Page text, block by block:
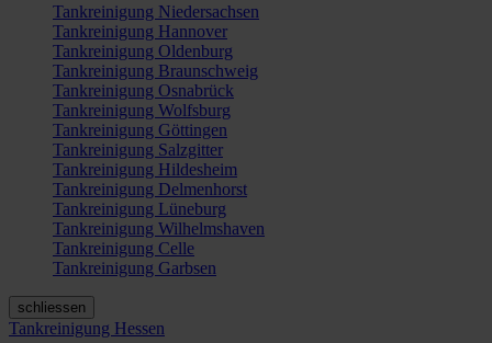
Tankreinigung Niedersachsen
Tankreinigung Hannover
Tankreinigung Oldenburg
Tankreinigung Braunschweig
Tankreinigung Osnabrück
Tankreinigung Wolfsburg
Tankreinigung Göttingen
Tankreinigung Salzgitter
Tankreinigung Hildesheim
Tankreinigung Delmenhorst
Tankreinigung Lüneburg
Tankreinigung Wilhelmshaven
Tankreinigung Celle
Tankreinigung Garbsen
schliessen
Tankreinigung Hessen